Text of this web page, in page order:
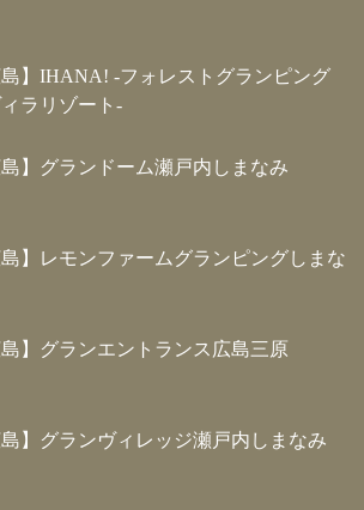
島】IHANA! -フォレストグランピング
ィラリゾート-
島】グランドーム瀬戸内しまなみ
島】レモンファームグランピングしまな
島】グランエントランス広島三原
島】グランヴィレッジ瀬戸内しまなみ